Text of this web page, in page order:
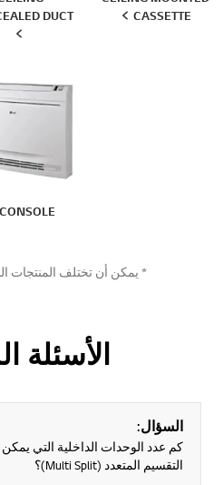
CASSETTE
DUCT
CONSOLE
* يمكن أن تختلف المنتجات
الأسئلة
السؤال:
كم عدد الوحدات الداخلية التي
التقسيم المتعدد (Multi Split)؟